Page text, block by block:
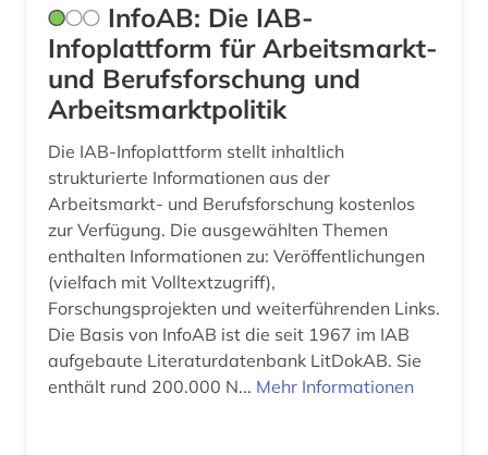
kolumbien (1)
kommunalwissenschaft (1)
konjunktur (1)
konkordanz (1)
krankheiten und seuchen (1)
kreditwesen (1)
krieg (4)
kultur (14)
kulturelles leben (1)
InfoAB: Die IAB-
Infoplattform für Arbeitsmarkt-
und Berufsforschung und
Arbeitsmarktpolitik
Die IAB-Infoplattform stellt inhaltlich
strukturierte Informationen aus der
Arbeitsmarkt- und Berufsforschung kostenlos
zur Verfügung. Die ausgewählten Themen
enthalten Informationen zu: Veröffentlichungen
(vielfach mit Volltextzugriff),
Forschungsprojekten und weiterführenden Links.
Die Basis von InfoAB ist die seit 1967 im IAB
aufgebaute Literaturdatenbank LitDokAB. Sie
enthält rund 200.000 N... Mehr Informationen